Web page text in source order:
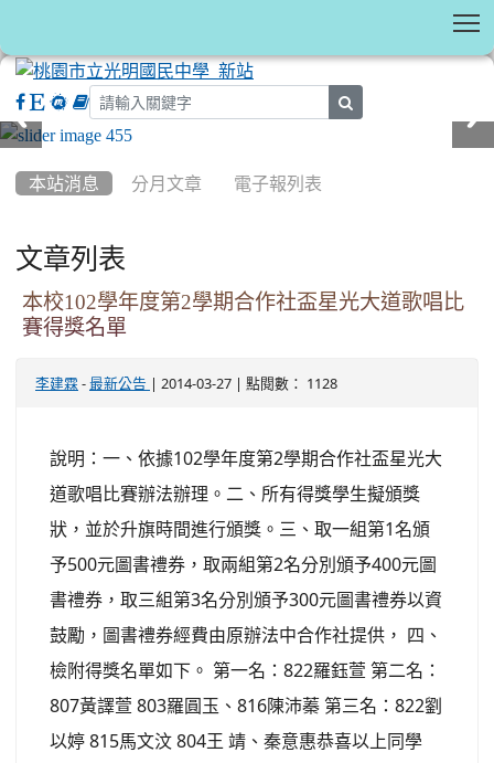
本站消息 分月文章 電子報列表
文章列表
本校102學年度第2學期合作社盃星光大道歌唱比
賽得獎名單
李建霖 - 最新公告 | 2014-03-27 | 點閱數： 1128
說明：一、依據102學年度第2學期合作社盃星光大
道歌唱比賽辦法辦理。二、所有得獎學生擬頒獎
狀，並於升旗時間進行頒獎。三、取一組第1名頒
予500元圖書禮券，取兩組第2名分別頒予400元圖
書禮券，取三組第3名分別頒予300元圖書禮券以資
鼓勵，圖書禮券經費由原辦法中合作社提供， 四、
檢附得獎名單如下。 第一名：822羅鈺萱 第二名：
807黃譯萱 803羅圓玉、816陳沛蓁 第三名：822劉
以婷 815馬文汶 804王 靖、秦意惠恭喜以上同學